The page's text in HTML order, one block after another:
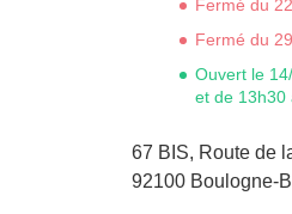
67 BIS, Route de
92100 Boulogne-
Fermé du
Fermé du
Ouvert le
et de 13h30